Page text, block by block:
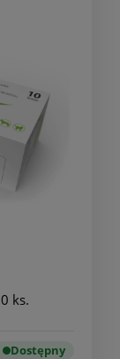
ks.
Dostępny